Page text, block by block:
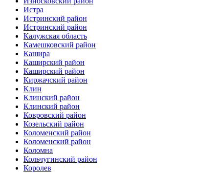
Истра
Истринский район
Истринский район
Калужская область
Камешковский район
Кашира
Каширский район
Каширский район
Киржачский район
Клин
Клинский район
Клинский район
Ковровский район
Козельский район
Коломенский район
Коломенский район
Коломна
Кольчугинский район
Королев